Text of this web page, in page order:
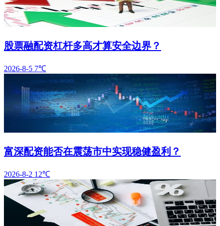
股票融配资杠杆多高才算安全边界？
2026-8-5 7℃
富深配资能否在震荡市中实现稳健盈利？
2026-8-2 12℃